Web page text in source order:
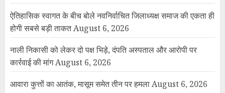
ऐतिहासिक स्वागत के बीच बोले नवनिर्वाचित जिलाध्यक्ष समाज की एकता ही
होगी सबसे बड़ी ताकतAugust 6, 2026
नाली निकासी को लेकर दो पक्ष भिड़े, दंपति अस्पताल और आरोपी पर
कार्रवाई की मांगAugust 6, 2026
आवारा कुत्तों का आतंक, मासूम समेत तीन पर हमलाAugust 6, 2026